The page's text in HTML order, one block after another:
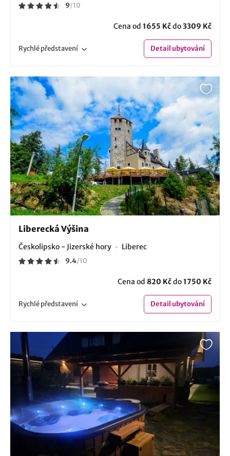
9/10
Cena od 1655 Kčdo3309 Kč
Rychlépředstavení Detailubytování
Liberecká Výšina
Českolipsko - Jizerské hory Liberec
9.4/10
Cena od 820 Kčdo1750 Kč
Rychlépředstavení Detailubytování